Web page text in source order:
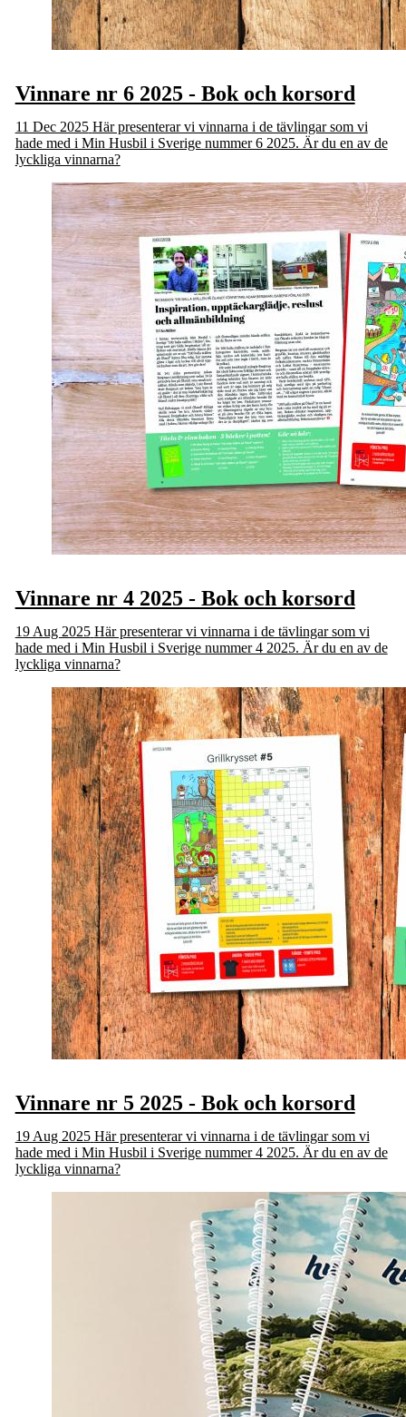
Vinnare nr 6 2025 - Bok och korsord
11 Dec 2025 Här presenterar vi vinnarna i de tävlingar som vi
hade med i Min Husbil i Sverige nummer 6 2025. Är du en av de
lyckliga vinnarna?
Vinnare nr 4 2025 - Bok och korsord
19 Aug 2025 Här presenterar vi vinnarna i de tävlingar som vi
hade med i Min Husbil i Sverige nummer 4 2025. Är du en av de
lyckliga vinnarna?
Vinnare nr 5 2025 - Bok och korsord
19 Aug 2025 Här presenterar vi vinnarna i de tävlingar som vi
hade med i Min Husbil i Sverige nummer 4 2025. Är du en av de
lyckliga vinnarna?